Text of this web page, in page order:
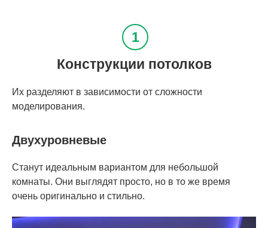
Конструкции потолков
Их разделяют в зависимости от сложности
моделирования.
Двухуровневые
Станут идеальным вариантом для небольшой
комнаты. Они выглядят просто, но в то же время
очень оригинально и стильно.